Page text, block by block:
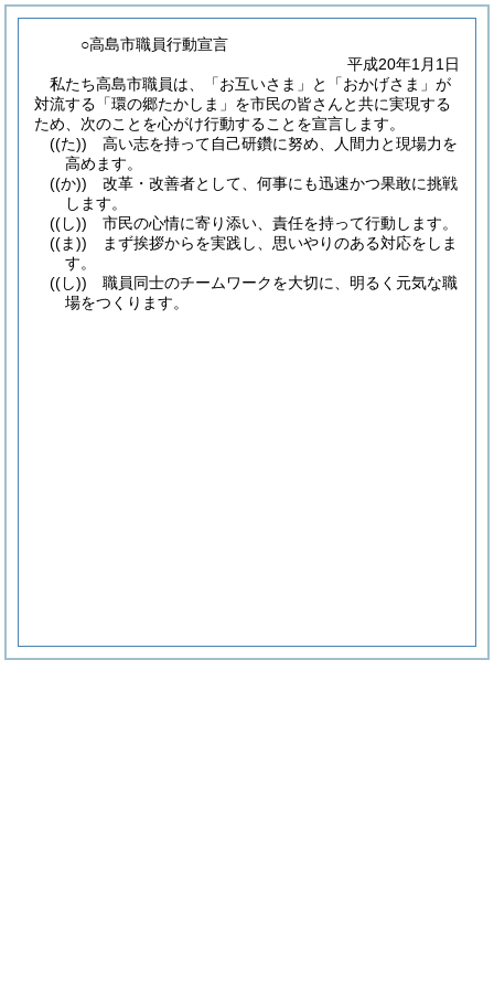
○高島市職員行動宣言
平成20年1月1日
私たち高島市職員は、「お互いさま」と「おかげさま」が
対流する「環の郷たかしま」を市民の皆さんと共に実現する
ため、次のことを心がけ行動することを宣言します。
((た)) 高い志を持って自己研鑽に努め、人間力と現場力を
高めます。
((か)) 改革・改善者として、何事にも迅速かつ果敢に挑戦
します。
((し)) 市民の心情に寄り添い、責任を持って行動します。
((ま)) まず挨拶からを実践し、思いやりのある対応をしま
す。
((し)) 職員同士のチームワークを大切に、明るく元気な職
場をつくります。